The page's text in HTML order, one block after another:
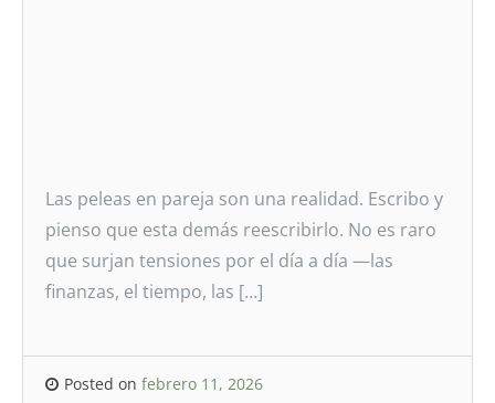
Las peleas en pareja son una realidad. Escribo y
pienso que esta demás reescribirlo. No es raro
que surjan tensiones por el día a día —las
finanzas, el tiempo, las […]
Posted on febrero 11, 2026